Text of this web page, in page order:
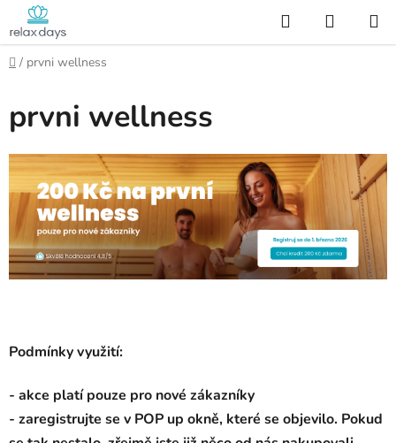
Přejít
na
obsah
Hledat
KOŠÍK
Domů
/ prvni wellness
prvni wellness
Podmínky využití:
- akce platí pouze pro nové zákazníky
- zaregistrujte se v POP up okně, které se objevilo. Pokud